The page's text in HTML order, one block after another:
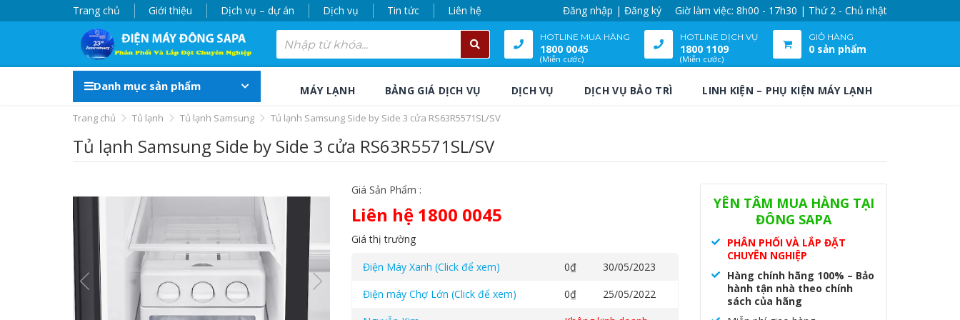
Trang chủ Giới thiệu Dịch vụ – dự án Dịch vụ Tin tức Liên hệ Đăng nhập | Đăng ký Giờ làm việc: 8h00 - 17h30 | Thứ 2 - Chủ nhật
HOTLINE MUA HÀNG
1800 0045
(Miễn cước)
HOTLINE DỊCH VỤ
1800 1109
(Miễn cước)
GIỎ HÀNG
0 sản phẩm
Danh mục sản phẩm MÁY LẠNH BẢNG GIÁ DỊCH VỤ DỊCH VỤ DỊCH VỤ BẢO TRÌ LINH KIỆN – PHỤ KIỆN MÁY LẠNH
Trang chủ Tủ lạnh Tủ lạnh Samsung Tủ lạnh Samsung Side by Side 3 cửa RS63R5571SL/SV
Tủ lạnh Samsung Side by Side 3 cửa RS63R5571SL/SV
Giá Sản Phẩm :
Liên hệ 1800 0045
Giá thị trường
Điện Máy Xanh (Click để xem) 0₫
30/05/2023
Điện máy Chợ Lớn (Click để xem)
0₫
25/05/2022
YÊN TÂM MUA HÀNG TẠI
ĐÔNG SAPA
PHÂN PHỐI VÀ LẮP ĐẶT
CHUYÊN NGHIỆP
Hàng chính hãng 100% – Bảo
hành tận nhà theo chính
sách của hãng